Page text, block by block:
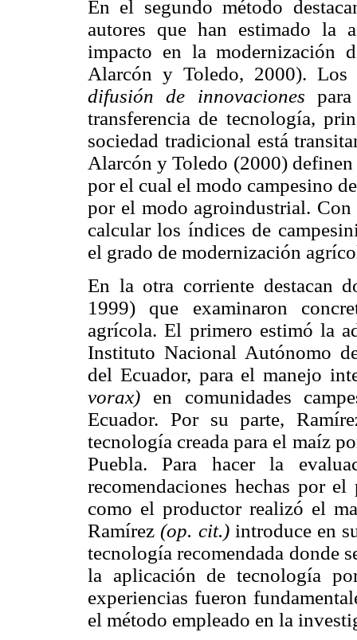
En el segundo método
autores que han estimado la
impacto en la modernización
Alarcón y Toledo, 2000). Los
difusión de innovaciones
transferencia de tecnología,
sociedad tradicional está
Alarcón y Toledo (2000)
por el cual el modo campesino
por el modo agroindustrial.
calcular los índices de
el grado de modernización
En la otra corriente destacan
1999) que examinaron
agrícola. El primero estimó la
Instituto Nacional Autónomo
del Ecuador, para el manejo
vorax) en comunidades
Ecuador. Por su parte,
tecnología creada para el maíz
Puebla. Para hacer la
recomendaciones hechas por
como el productor realizó el
Ramírez(op. cit.)introduce en
tecnología recomendada donde
la aplicación de tecnología
experiencias fueron
el método empleado en la